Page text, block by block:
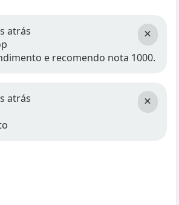
×
atrás
e recomendo nota 1000.
×
atrás